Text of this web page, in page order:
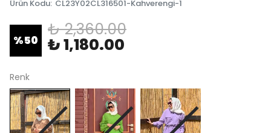
Ürün Kodu: CL23Y02CL316501-Kahverengi-1
%50
₺ 2,360.00
₺ 1,180.00
Renk